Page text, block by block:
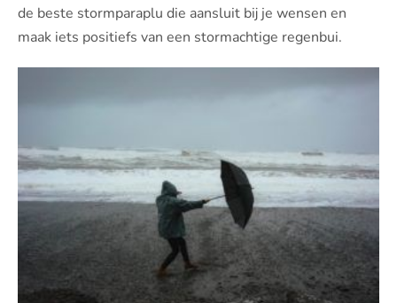
de beste stormparaplu die aansluit bij je wensen en
maak iets positiefs van een stormachtige regenbui.